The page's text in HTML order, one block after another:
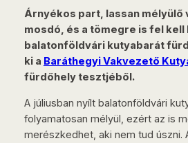
Árnyékos part, lassan mélyülő
mosdó, és a tömegre is fel kell
balatonföldvári kutyabarát
ki a Baráthegyi Vakvezető
fürdőhely tesztjéből.
A júliusban nyílt balatonföldvári
folyamatosan mélyül, ezért az is
merészkedhet, aki nem tud úszni.